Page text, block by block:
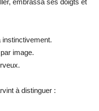
embrassa ses doigts et
instinctivement.
image.
à distinguer :